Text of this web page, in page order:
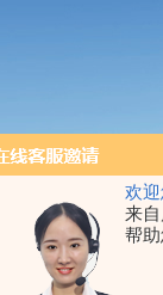
欢迎
来
帮助
实验